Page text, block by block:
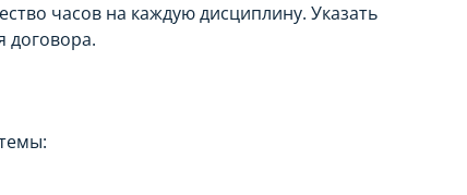
часов на каждую дисциплину. Указать
договора.